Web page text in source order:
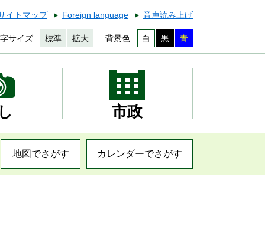
イトマップ Foreign language 音声読み上げ
サイズ 標準 拡大 背景色 白 黒 青
市政
地図でさがす カレンダーでさがす